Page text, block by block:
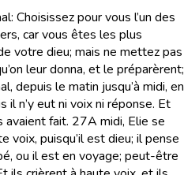
Choisissez pour vous l’un des
car vous êtes les plus
votre dieu; mais ne mettez pas
leur donna, et le préparèrent;
depuis le matin jusqu’à midi, en
il n’y eut ni voix ni réponse. Et
avaient fait. 27A midi, Elie se
voix, puisqu’il est dieu; il pense
ou il est en voyage; peut-être